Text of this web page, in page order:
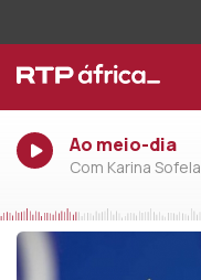
Ao meio-dia
Com Karina Sofela